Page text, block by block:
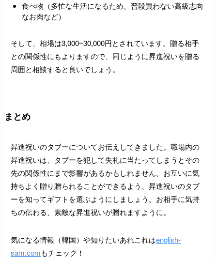
食べ物（多忙な生活になるため、普段買わない高級志向
なお肉など）
そして、相場は3,000~30,000円とされています。贈る相手
との関係性にもよりますので、同じように昇進祝いを贈る
周囲と相談すると良いでしょう。
まとめ
昇進祝いのタブーについてお伝えしてきました。職場内の
昇進祝いは、タブーを犯して失礼に当たってしまうとその
先の関係性にまで影響があるかもしれません。お互いに気
持ちよく贈り贈られることができるよう、昇進祝いのタブ
ーを知ってギフトを選ぶようにしましょう。お相手に気持
ちの伝わる、素敵な昇進祝いが贈れますように。
気になる情報（韓国）や知りたいあれこれはenglish-
sam.comもチェック！